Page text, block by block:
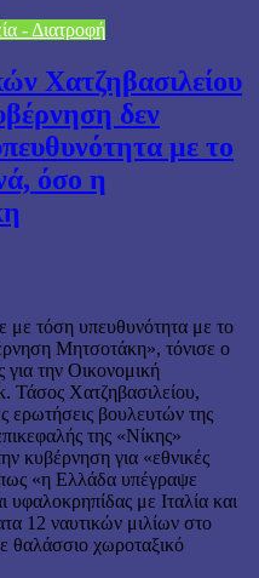
- Διατροφή
Χατζηβασιλείου
δεν
με το
όσο η
με τόση υπευθυνότητα με το
Μητσοτάκη», τόνισε ο
την Οικονομική
Τάσος Χατζηβασιλείου,
ερωτήσεις βουλευτών της
της «Νίκης»
κυβέρνηση για «εθνικές
«η Ελλάδα υπέγραψε
με Ιταλία και
12 ναυτικών μιλίων στο
θαλάσσιο χωροταξικό